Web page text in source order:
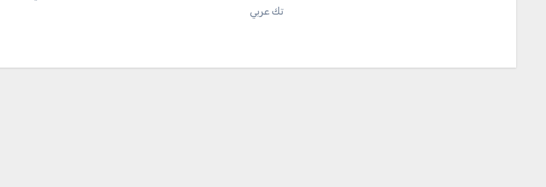
تك عربي